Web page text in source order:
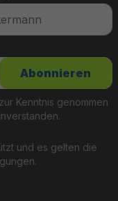
und es gelten die
.
zur Kenntnis genommen
Abonnieren